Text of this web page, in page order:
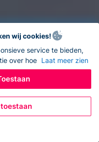
wij cookies!
service te bieden,
over hoe Laat meer zien